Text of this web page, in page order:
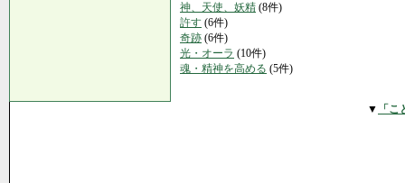
神、天使、妖精 (8件)
許す (6件)
奇跡 (6件)
光・オーラ (10件)
魂・精神を高める (5件)
▼ 「